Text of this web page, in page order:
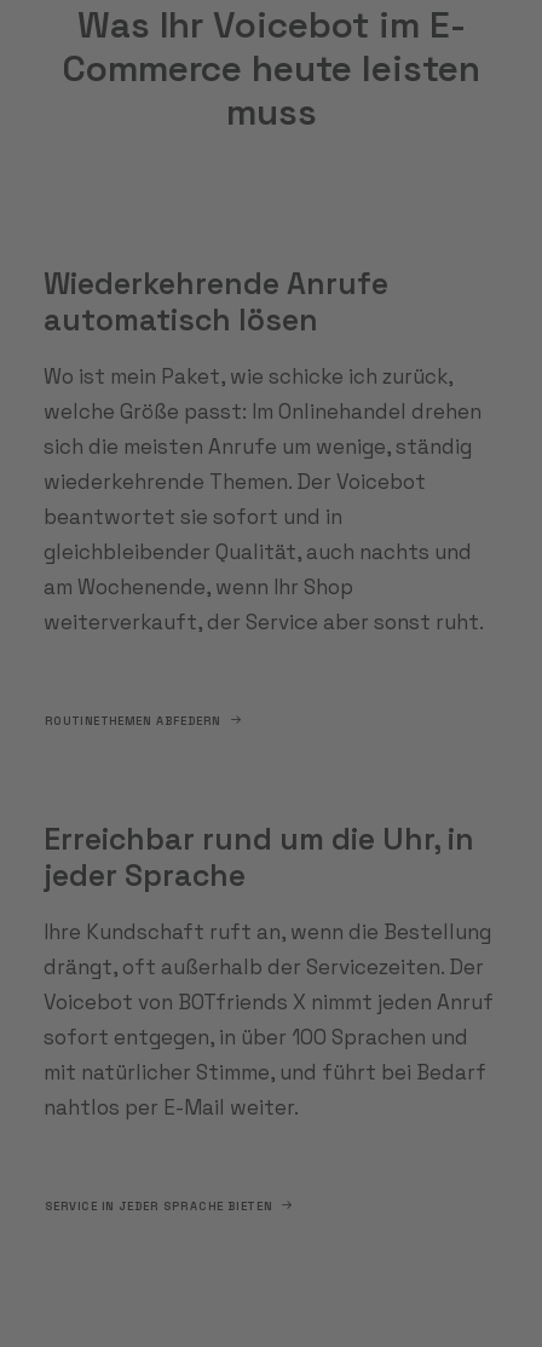
Was Ihr Voicebot im E-
Commerce heute leisten
muss
Wiederkehrende Anrufe
automatisch lösen
Wo ist mein Paket, wie schicke ich zurück,
welche Größe passt: Im Onlinehandel drehen
sich die meisten Anrufe um wenige, ständig
wiederkehrende Themen. Der Voicebot
beantwortet sie sofort und in
gleichbleibender Qualität, auch nachts und
am Wochenende, wenn Ihr Shop
weiterverkauft, der Service aber sonst ruht.
ROUTINETHEMEN ABFEDERN
Erreichbar rund um die Uhr, in
jeder Sprache
Ihre Kundschaft ruft an, wenn die Bestellung
drängt, oft außerhalb der Servicezeiten. Der
Voicebot von BOTfriends X nimmt jeden Anruf
sofort entgegen, in über 100 Sprachen und
mit natürlicher Stimme, und führt bei Bedarf
nahtlos per E-Mail weiter.
SERVICE IN JEDER SPRACHE BIETEN